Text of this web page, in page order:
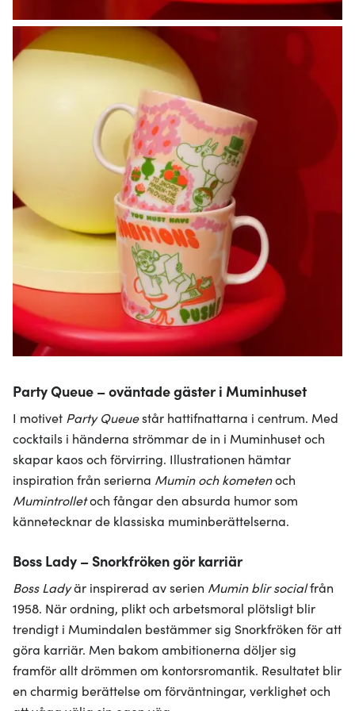
Party Queue – oväntade gäster i Muminhuset
I motivet Party Queuestår hattifnattarna i centrum. Med
cocktails i händerna strömmar de in i Muminhuset och
skapar kaos och förvirring. Illustrationen hämtar
inspiration från serierna Mumin och kometenoch
Mumintrolletoch fångar den absurda humor som
kännetecknar de klassiska muminberättelserna.
Boss Lady – Snorkfröken gör karriär
Boss Ladyär inspirerad av serien Mumin blir socialfrån
1958. När ordning, plikt och arbetsmoral plötsligt blir
trendigt i Mumindalen bestämmer sig Snorkfröken för att
göra karriär. Men bakom ambitionerna döljer sig
framför allt drömmen om kontorsromantik. Resultatet blir
en charmig berättelse om förväntningar, verklighet och